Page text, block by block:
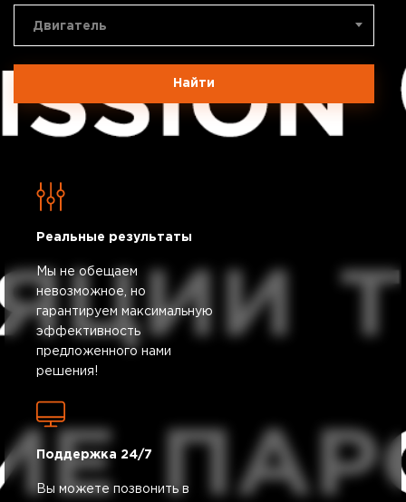
Двигатель
Найти
Реальные результаты
Мы не обещаем
невозможное, но
гарантируем максимальную
эффективность
предложенного нами
решения!
Поддержка 24/7
Вы можете позвонить в